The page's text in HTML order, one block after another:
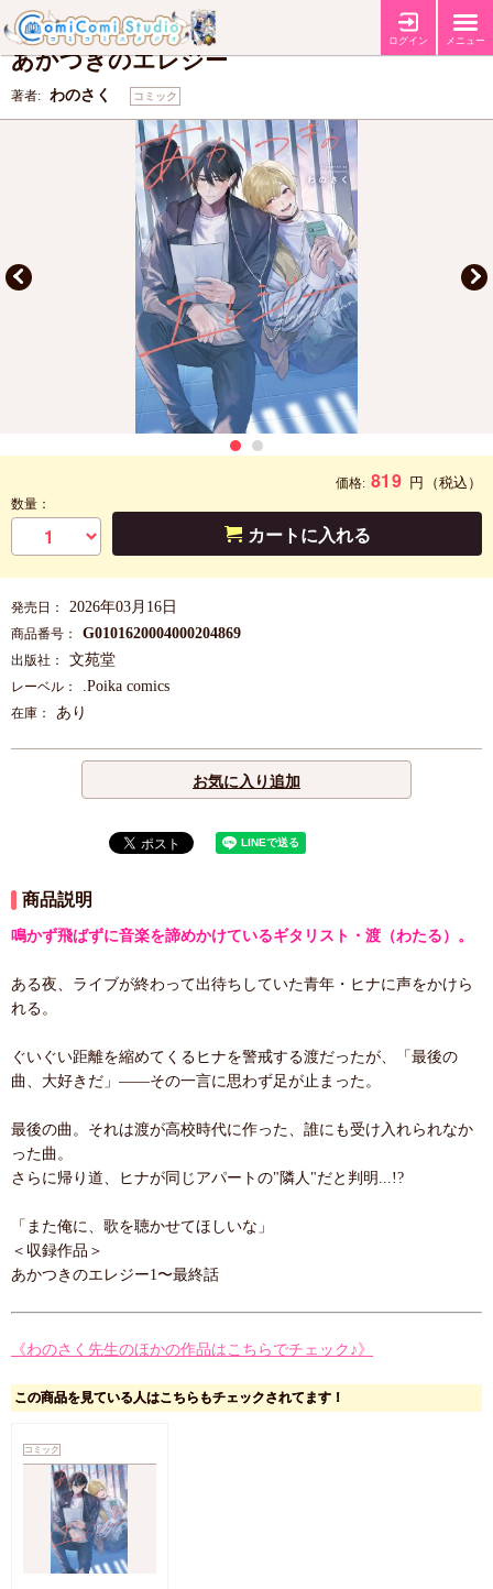
ログイン メニュー
特典 【コミコミ特典4Pリーフレット】
あかつきのエレジー
著者: わのさく コミック
価格: 819 円 （税込）
数量：
カートに入れる
発売日： 2026年03月16日
商品番号： G0101620004000204869
出版社： 文苑堂
レーベル： .Poika comics
在庫： あり
お気に入り追加
商品説明
鳴かず飛ばずに音楽を諦めかけているギタリスト・渡（わたる）。
ある夜、ライブが終わって出待ちしていた青年・ヒナに声をかけら
れる。
ぐいぐい距離を縮めてくるヒナを警戒する渡だったが、「最後の
曲、大好きだ」――その一言に思わず足が止まった。
最後の曲。それは渡が高校時代に作った、誰にも受け入れられなか
った曲。
さらに帰り道、ヒナが同じアパートの"隣人"だと判明...!?
「また俺に、歌を聴かせてほしいな」
＜収録作品＞
あかつきのエレジー1〜最終話
《わのさく先生のほかの作品はこちらでチェック♪》
この商品を見ている人はこちらもチェックされてます！
コミック